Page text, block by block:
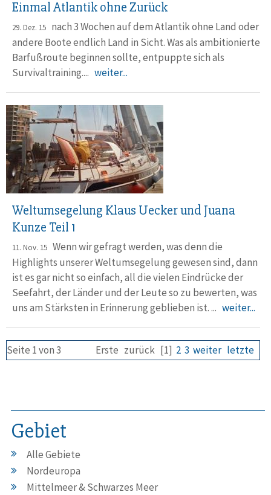
Einmal Atlantik ohne Zurück
29. Dez. 15 nach 3 Wochen auf dem Atlantik ohne Land oder
andere Boote endlich Land in Sicht. Was als ambitionierte
Barfußroute beginnen sollte, entpuppte sich als
Survivaltraining.... weiter...
Weltumsegelung Klaus Uecker und Juana
Kunze Teil 1
11. Nov. 15 Wenn wir gefragt werden, was denn die
Highlights unserer Weltumsegelung gewesen sind, dann
ist es gar nicht so einfach, all die vielen Eindrücke der
Seefahrt, der Länder und der Leute so zu bewerten, was
uns am Stärksten in Erinnerung geblieben ist. ... weiter...
Seite 1 von 3 Erste zurück [1] 2 3 weiter letzte
Gebiet
Alle Gebiete
Nordeuropa
Mittelmeer & Schwarzes Meer